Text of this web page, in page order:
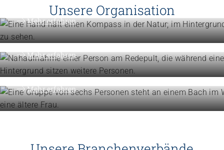
Unsere Organisation
Mehr erfahren
Engagement
Politik und Positionen
Mehr erfahren
Organisation
Die Föderation im Überblick
Mehr erfahren